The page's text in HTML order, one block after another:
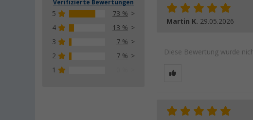
Verifizierte Bewertungen
5
73 %
4
13 %
3
7 %
2
7 %
1
Martin K. 29.05.2026
Diese Bewertung wurde